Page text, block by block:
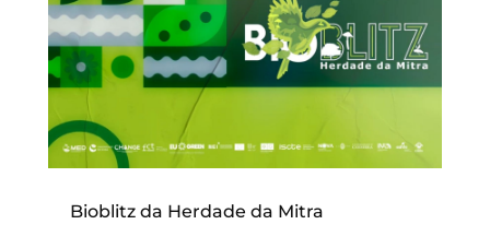
Bioblitz da Herdade da Mitra